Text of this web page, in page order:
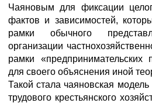
Чаяновым для фиксации
фактов и зависимостей,
рамки обычного
организации
рамки «предпринимательских
для своего объяснения иной
Такой стала чаяновская
трудового крестьянского